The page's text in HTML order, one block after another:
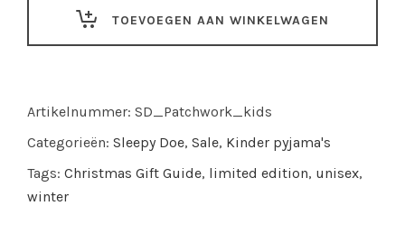
Patchwork
Star
TOEVOEGEN AAN WINKELWAGEN
Artikelnummer: SD_Patchwork_kids
Categorieën: Sleepy Doe, Sale, Kinder pyjama's
Tags: Christmas Gift Guide, limited edition, unisex,
winter